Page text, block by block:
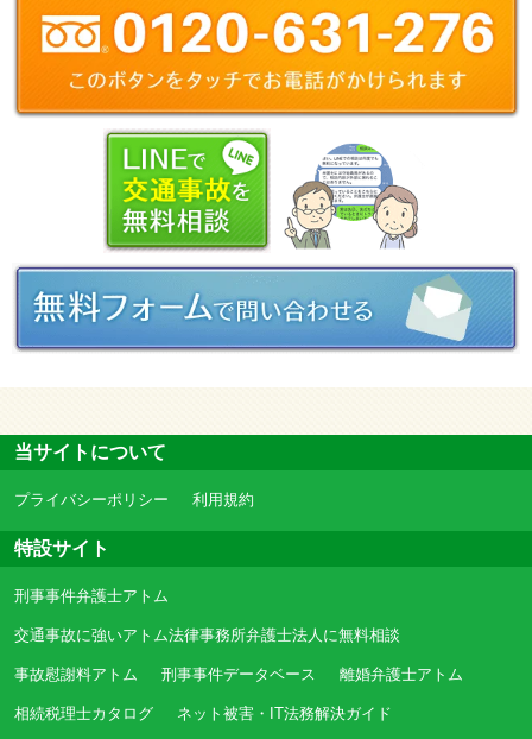
当サイトについて
プライバシーポリシー 利用規約
特設サイト
刑事事件弁護士アトム
交通事故に強いアトム法律事務所弁護士法人に無料相談
事故慰謝料アトム 刑事事件データベース 離婚弁護士アトム
相続税理士カタログ ネット被害・IT法務解決ガイド